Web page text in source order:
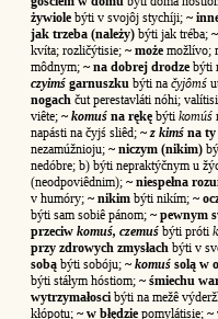
żywiole býti v svojôj stychíji; ~
jak trzeba (należy) býti jak tréba;
kvíta; rozličýtisie; ~ może možlívo;
môdnym; ~ na dobrej drodze býti
czyimś garnuszku býti na čyjômś
nogach čut perestavláti nóhi;
viête; ~ komuś na rękę býti komúś
napásti na čyjś sliêd; ~ z kimś na ty
nezamúžnioju; ~ niczym (nikim)
nedóbre; b) býti nepraktýčnym u
(neodpoviêdnim); ~ niespełna
v humóry; ~ nikim býti nikím; ~
býti sam sobiê pánom; ~ pewnym
przeciw komuś, czemuś býti próti
przy zdrowych zmysłach býti v
sobą býti sobóju; ~ komuś solą w
býti stáłym hóstiom; ~ śmiechu
wytrzymałosci býti na mežê
kłópotu; ~ w błędzie pomylátisie; ~